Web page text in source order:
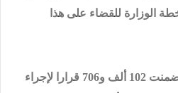
للقضاء على هذا
وأضاف كاظم أن القرارات تضمنت 102 ألف و706 قرارا لإجراء